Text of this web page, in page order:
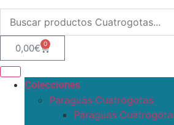
0,00€ 0
Colecciones
Paraguas Cuatrogotas
Paraguas